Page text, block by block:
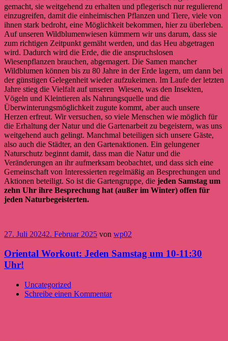
gemacht, sie weitgehend zu erhalten und pflegerisch nur regulierend
einzugreifen, damit die einheimischen Pflanzen und Tiere, viele von
ihnen stark bedroht, eine Möglichkeit bekommen, hier zu überleben.
Auf unseren Wildblumenwiesen kümmern wir uns darum, dass sie
zum richtigen Zeitpunkt gemäht werden, und das Heu abgetragen
wird. Dadurch wird die Erde, die die anspruchslosen
Wiesenpflanzen brauchen, abgemagert. Die Samen mancher
Wildblumen können bis zu 80 Jahre in der Erde lagern, um dann bei
der günstigen Gelegenheit wieder aufzukeimen. Im Laufe der letzten
Jahre stieg die Vielfalt auf unseren Wiesen, was den Insekten,
Vögeln und Kleintieren als Nahrungsquelle und die
Überwinterungsmöglichkeit zugute kommt, aber auch unsere
Herzen erfreut. Wir versuchen, so viele Menschen wie möglich für
die Erhaltung der Natur und die Gartenarbeit zu begeistern, was uns
weitgehend auch gelingt. Manchmal beteiligen sich unsere Gäste,
also auch die Städter, an den Gartenaktionen. Ein gelungener
Naturschutz beginnt damit, dass man die Natur und die
Veränderungen an ihr aufmerksam beobachtet, und dass sich eine
Gemeinschaft von Interessierten regelmäßig an Besprechungen und
Aktionen beteiligt. So ist die Gartengruppe, die jeden Samstag um
zehn Uhr ihre Besprechung hat (außer im Winter) offen für
jeden Naturbegeisterten.
27. Juli 20242. Februar 2025 von wp02
Oriental Workout: Jeden Samstag um 10-11:30
Uhr!
Uncategorized
Schreibe einen Kommentar